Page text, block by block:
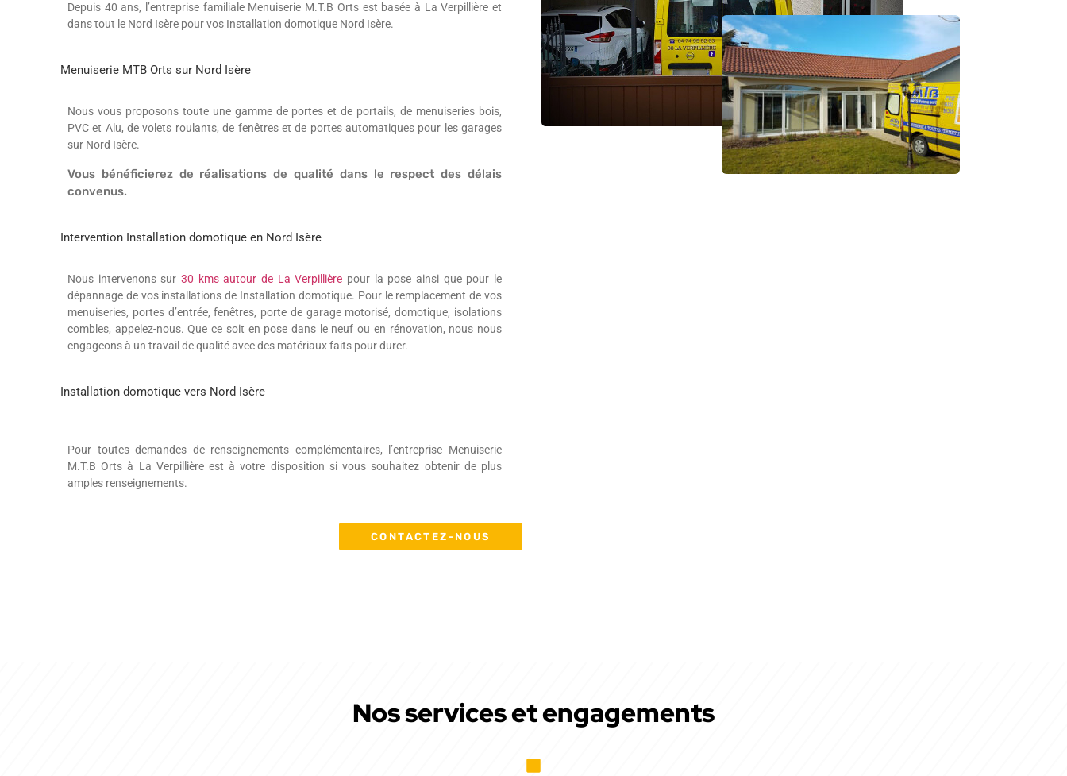
Depuis 40 ans, l’entreprise familiale Menuiserie M.T.B Orts est basée à La Verpillière et
dans tout le Nord Isère pour vos Installation domotique Nord Isère.
Menuiserie MTB Orts sur Nord Isère
Nous vous proposons toute une gamme de portes et de portails, de menuiseries bois,
PVC et Alu, de volets roulants, de fenêtres et de portes automatiques pour les garages
sur Nord Isère.
Vous bénéficierez de réalisations de qualité dans le respect des délais
convenus.
Intervention Installation domotique en Nord Isère
Nous intervenons sur 30 kms autour de La Verpillière pour la pose ainsi que pour le
dépannage de vos installations de Installation domotique. Pour le remplacement de vos
menuiseries, portes d’entrée, fenêtres, porte de garage motorisé, domotique, isolations
combles, appelez-nous. Que ce soit en pose dans le neuf ou en rénovation, nous nous
engageons à un travail de qualité avec des matériaux faits pour durer.
Installation domotique vers Nord Isère
Pour toutes demandes de renseignements complémentaires, l’entreprise Menuiserie
M.T.B Orts à La Verpillière est à votre disposition si vous souhaitez obtenir de plus
amples renseignements.
CONTACTEZ-NOUS
Nos services et engagements